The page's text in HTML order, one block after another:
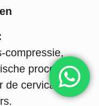
compressie,
procedures
de cervicale